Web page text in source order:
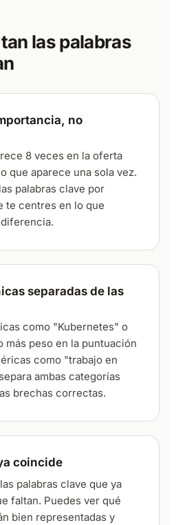
las palabras
no
8 veces en la oferta
que aparece una sola vez.
palabras clave por
te centres en lo que
separadas de las
como "Kubernetes" o
más peso en la puntuación
como "trabajo en
ambas categorías
brechas correctas.
coincide
palabras clave que ya
faltan. Puedes ver qué
bien representadas y